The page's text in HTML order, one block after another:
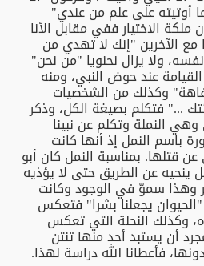
أوتيته على علم من عندي"
الاختيار ففي مقابل الأنا
مع الآخرين "إنك لا تهدي من
ولا يزال نحنويا "من نحن"
عند حوض النبي، ومنه
وكذلك من الشخصيات
..." فتكلم بصيغة الكل، وذكر
النملة وتكلم عن نبينا
باسم النمل إذ أنها كانت
بمناسبة النمل كان أبو
ينحيه عن الطريق حتى لا يؤذيه
وهذا سموّ في الوجود وكانت
يجعلنا بشرا" فتعكس
وكذلك النحلة التي تعكس
أن يستبد أحد منها تنتن
فأعطانا الله دراسة لهذا.